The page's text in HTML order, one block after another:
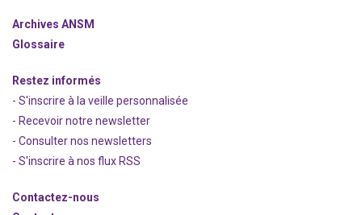
Archives ANSM
Glossaire
Restez informés
- S'inscrire à la veille personnalisée
- Recevoir notre newsletter
- Consulter nos newsletters
- S'inscrire à nos flux RSS
Contactez-nous